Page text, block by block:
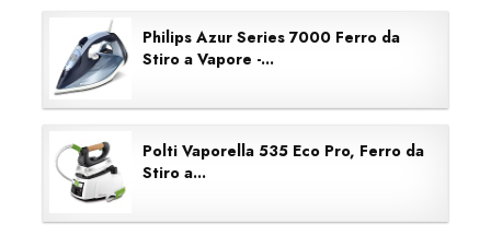
Philips Azur Series 7000 Ferro da
Stiro a Vapore -...
Polti Vaporella 535 Eco Pro, Ferro da
Stiro a...